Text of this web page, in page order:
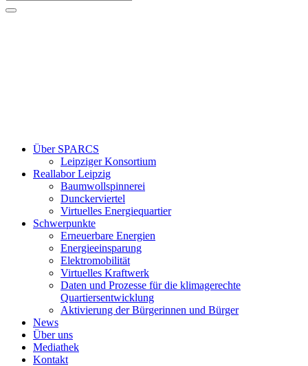
Über SPARCS
Leipziger Konsortium
Reallabor Leipzig
Baumwollspinnerei
Dunckerviertel
Virtuelles Energiequartier
Schwerpunkte
Erneuerbare Energien
Energieeinsparung
Elektromobilität
Virtuelles Kraftwerk
Daten und Prozesse für die klimagerechte
Quartiersentwicklung
Aktivierung der Bürgerinnen und Bürger
News
Über uns
Mediathek
Kontakt